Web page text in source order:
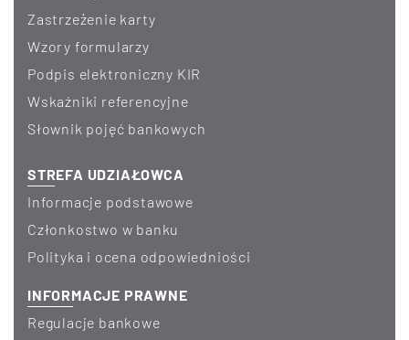
Zastrzeżenie karty
Wzory formularzy
Podpis elektroniczny KIR
Wskaźniki referencyjne
Słownik pojęć bankowych
STREFA UDZIAŁOWCA
Informacje podstawowe
Członkostwo w banku
Polityka i ocena odpowiedniości
INFORMACJE PRAWNE
Regulacje bankowe